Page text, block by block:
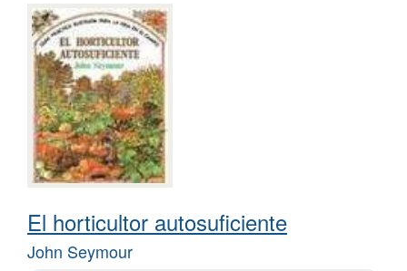
El horticultor autosuficiente
John Seymour